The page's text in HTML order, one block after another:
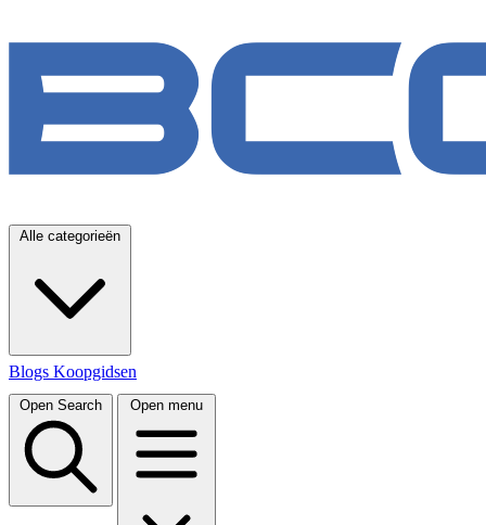
Alle categorieën
Blogs Koopgidsen
Open Search Open menu